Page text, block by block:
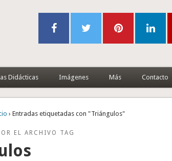
Didácticas Imágenes Más Contacto
› Entradas etiquetadas con "Triángulos"
EL ARCHIVO TAG